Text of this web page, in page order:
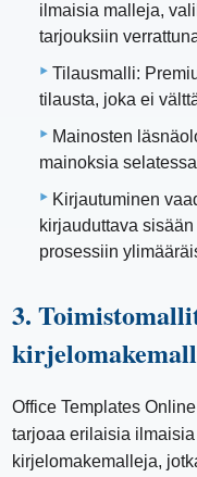
ilmaisia ​​malleja,
tarjouksiin
Tilausmalli:
tilausta, joka ei
Mainosten
mainoksia
Kirjautuminen
kirjauduttava
prosessiin
3.
Office Templates
tarjoaa erilaisia
kirjelomakemalleja,